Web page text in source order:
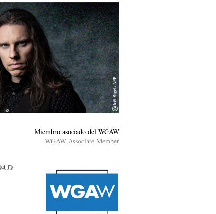
Miembro asociado del WGAW
WGAW Associate Member